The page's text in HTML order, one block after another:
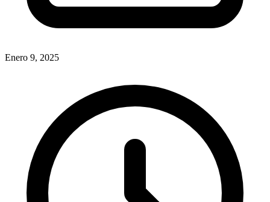
Enero 9, 2025